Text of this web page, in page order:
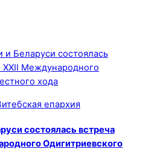
епархия
состоялась встреча
Одигитриевского